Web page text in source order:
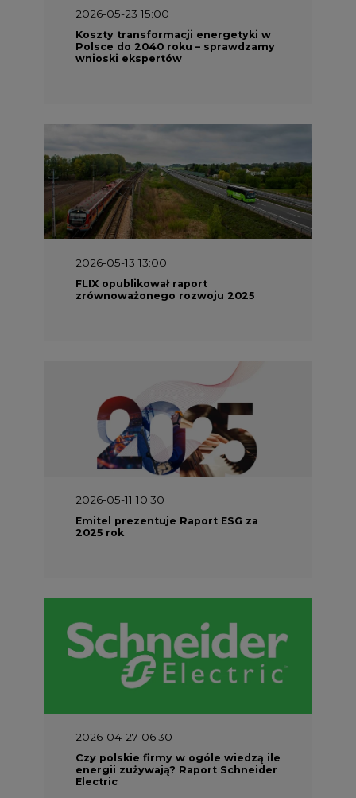
2026-05-23 15:00
Koszty transformacji energetyki w
Polsce do 2040 roku – sprawdzamy
wnioski ekspertów
2026-05-13 13:00
FLIX opublikował raport
zrównoważonego rozwoju 2025
2026-05-11 10:30
Emitel prezentuje Raport ESG za
2025 rok
2026-04-27 06:30
Czy polskie firmy w ogóle wiedzą ile
energii zużywają? Raport Schneider
Electric